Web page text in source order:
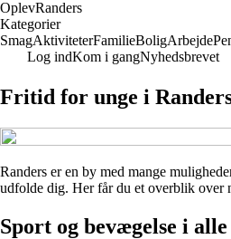
OplevRanders
Kategorier
SmagAktiviteterFamilieBoligArbejde
Log indKom i gangNyhedsbrevet
Fritid for unge i
Randers er en by med mange
udfolde dig. Her får du et overblik over
Sport og bevægelse i